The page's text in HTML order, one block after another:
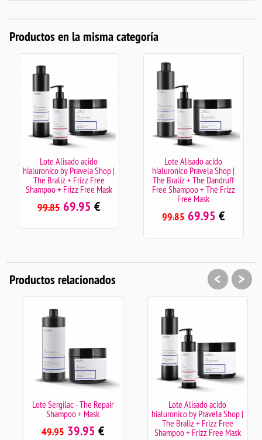
Productos en la misma categoría
Lote Alisado acido
hialuronico by Pravela Shop |
The Braliz + Frizz Free
Shampoo + Frizz Free Mask
99.85 69.95 €
Lote Alisado acido
hialuronico Pravela Shop |
The Braliz + The Dandruff
Free Shampoo + The Frizz
Free Mask
99.85 69.95 €
Productos relacionados
Lote Sergilac - The Repair
Shampoo + Mask
49.95 39.95€
Lote Alisado acido
hialuronico by Pravela Shop |
The Braliz + Frizz Free
Shampoo + Frizz Free Mask
< >